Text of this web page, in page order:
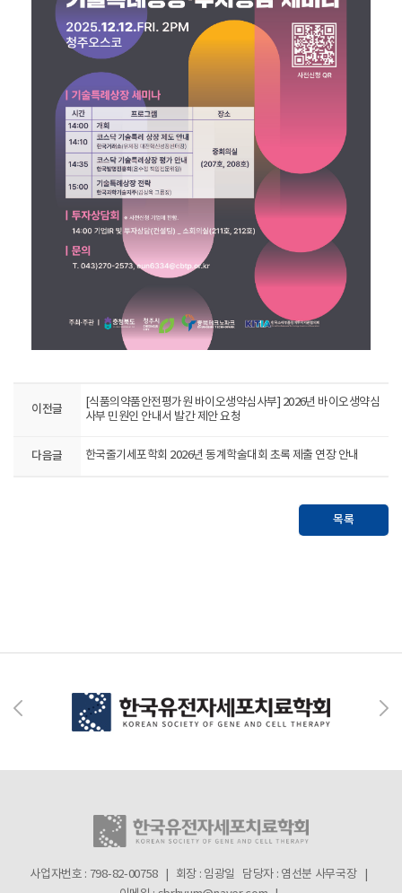
이전글
[식품의약품안전평가원 바이오생약심사부] 2026년 바이오생약심
사부 민원인 안내서 발간 제안 요청
다음글 한국줄기세포학회 2026년 동계학술대회 초록 제출 연장 안내
목록
사업자번호 : 798-82-00758 | 회장 : 임광일 담당자 : 염선분 사무국장 |